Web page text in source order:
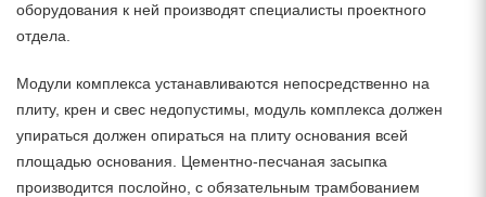
оборудования к ней производят специалисты проектного
отдела.
Модули комплекса устанавливаются непосредственно на
плиту, крен и свес недопустимы, модуль комплекса должен
упираться должен опираться на плиту основания всей
площадью основания. Цементно-песчаная засыпка
производится послойно, с обязательным трамбованием